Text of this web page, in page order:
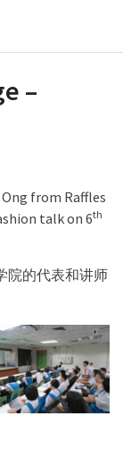
–
from Raffles
talk on 6th
院的代表和讲师